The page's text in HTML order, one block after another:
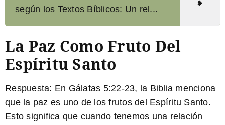
según los Textos Bíblicos: Un rel...
La Paz Como Fruto Del
Espíritu Santo
Respuesta: En Gálatas 5:22-23, la Biblia menciona
que la paz es uno de los frutos del Espíritu Santo.
Esto significa que cuando tenemos una relación